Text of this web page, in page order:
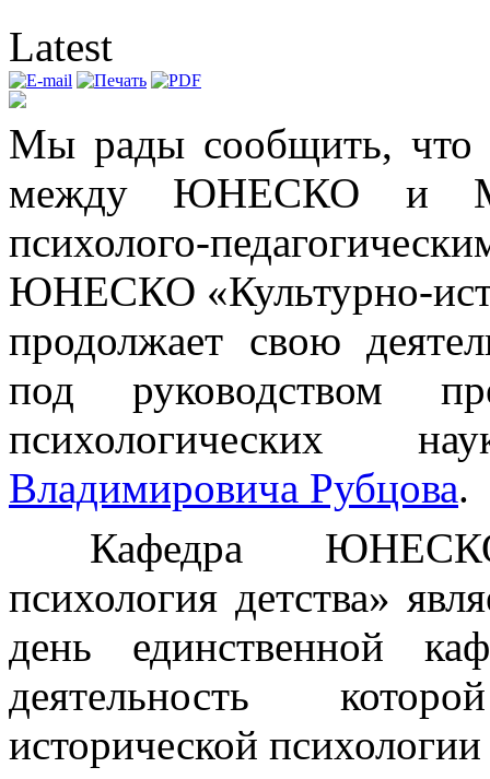
Latest
Мы рады сообщить, что
между ЮНЕСКО и
психолого-
ЮНЕСКО «Культурно-
продолжает свою
под руководством
психологических
Владимировича Рубцова.
Кафедра ЮНЕСКО
психология детства»
день единственной
деятельность
исторической психологии